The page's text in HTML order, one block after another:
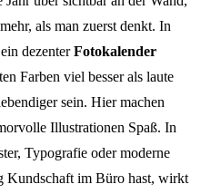
als man zuerst denkt. In
dezenterFotokalender
Farben viel besser als laute
sein. Hier machen
Illustrationen Spaß. In
Typografie oder moderne
Kundschaft im Büro hast, wirkt